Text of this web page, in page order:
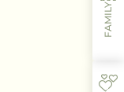
FAMILY